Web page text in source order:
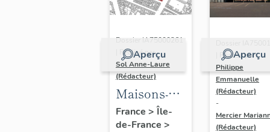
Aperçu
Dossier IA75000261
| Réalisé par
Sol Anne-Laure
(Rédacteur)
Maisons-
immeubles
France > Île-
de-France >
Aperçu
| Réalisé par
Philippe
Emmanuelle
(Rédacteur)
-
Mercier
(Rédacteur)